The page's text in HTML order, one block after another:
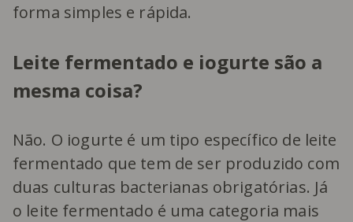
forma simples e rápida.
Leite fermentado e iogurte são a
mesma coisa?
Não. O iogurte é um tipo específico de leite
fermentado que tem de ser produzido com
duas culturas bacterianas obrigatórias. Já
o leite fermentado é uma categoria mais